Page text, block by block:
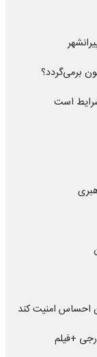
برمی‌گردد؟
است
احساس امنیت کند
+فیلم